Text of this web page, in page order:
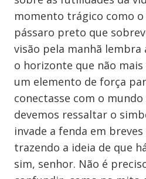
momento trágico como o
pássaro preto que
visão pela manhã
o horizonte que não
um elemento de força
conectasse com o
devemos ressaltar o
invade a fenda em
trazendo a ideia de que
sim, senhor. Não é